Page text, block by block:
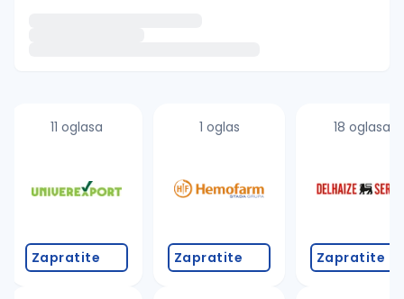
proverite pravopisne greške (koristite č, ć, š, đ,
promenite odabrane filtere pretrage
11 oglasa
Zapratite
1 oglas
Zapratite
18 oglasa
Zapratite